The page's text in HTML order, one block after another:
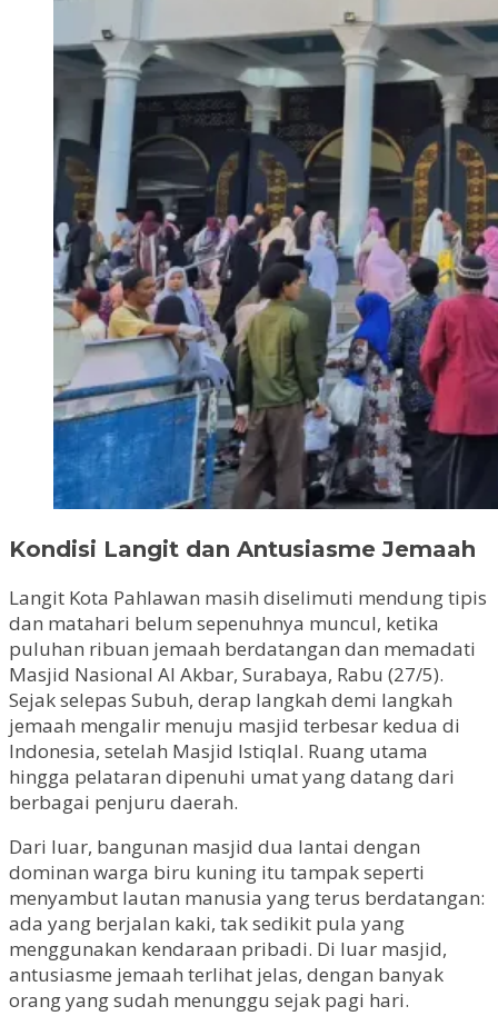
Kondisi Langit dan Antusiasme Jemaah
Langit Kota Pahlawan masih diselimuti mendung tipis
dan matahari belum sepenuhnya muncul, ketika
puluhan ribuan jemaah berdatangan dan memadati
Masjid Nasional Al Akbar, Surabaya, Rabu (27/5).
Sejak selepas Subuh, derap langkah demi langkah
jemaah mengalir menuju masjid terbesar kedua di
Indonesia, setelah Masjid Istiqlal. Ruang utama
hingga pelataran dipenuhi umat yang datang dari
berbagai penjuru daerah.
Dari luar, bangunan masjid dua lantai dengan
dominan warga biru kuning itu tampak seperti
menyambut lautan manusia yang terus berdatangan:
ada yang berjalan kaki, tak sedikit pula yang
menggunakan kendaraan pribadi. Di luar masjid,
antusiasme jemaah terlihat jelas, dengan banyak
orang yang sudah menunggu sejak pagi hari.